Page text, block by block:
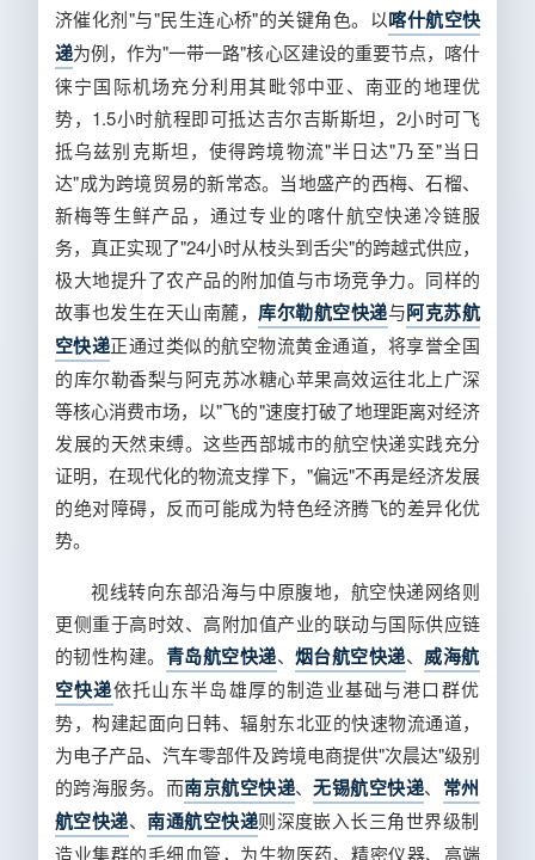
济催化剂"与"民生连心桥"的关键角色。以喀什航空快
递为例，作为"一带一路"核心区建设的重要节点，喀什
徕宁国际机场充分利用其毗邻中亚、南亚的地理优
势，1.5小时航程即可抵达吉尔吉斯斯坦，2小时可飞
抵乌兹别克斯坦，使得跨境物流"半日达"乃至"当日
达"成为跨境贸易的新常态。当地盛产的西梅、石榴、
新梅等生鲜产品，通过专业的喀什航空快递冷链服
务，真正实现了"24小时从枝头到舌尖"的跨越式供应，
极大地提升了农产品的附加值与市场竞争力。同样的
故事也发生在天山南麓， 库尔勒航空快递与阿克苏航
空快递正通过类似的航空物流黄金通道，将享誉全国
的库尔勒香梨与阿克苏冰糖心苹果高效运往北上广深
等核心消费市场，以"飞的"速度打破了地理距离对经济
发展的天然束缚。这些西部城市的航空快递实践充分
证明，在现代化的物流支撑下，"偏远"不再是经济发展
的绝对障碍，反而可能成为特色经济腾飞的差异化优
势。
视线转向东部沿海与中原腹地，航空快递网络则
更侧重于高时效、高附加值产业的联动与国际供应链
的韧性构建。 青岛航空快递、 烟台航空快递、 威海航
空快递依托山东半岛雄厚的制造业基础与港口群优
势，构建起面向日韩、辐射东北亚的快速物流通道，
为电子产品、汽车零部件及跨境电商提供"次晨达"级别
的跨海服务。而南京航空快递、无锡航空快递、 常州
航空快递、南通航空快递则深度嵌入长三角世界级制
造业集群的毛细血管，为生物医药、精密仪器、高端